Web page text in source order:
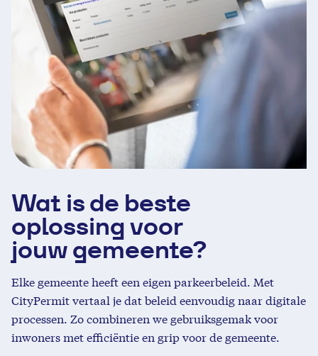
Wat is de beste
oplossing voor
jouw gemeente?
Elke gemeente heeft een eigen parkeerbeleid. Met
CityPermit vertaal je dat beleid eenvoudig naar digitale
processen. Zo combineren we gebruiksgemak voor
inwoners met efficiëntie en grip voor de gemeente.